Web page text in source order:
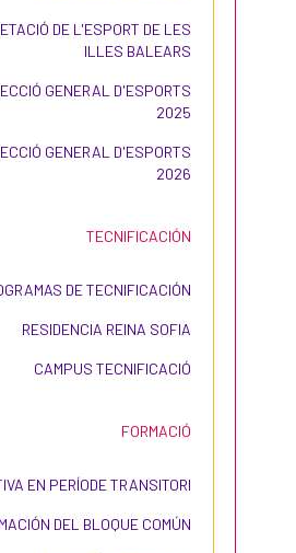
DE L'ESPORT DE LES
ILLES BALEARS
GENERAL D'ESPORTS
2025
GENERAL D'ESPORTS
2026
TECNIFICACIÓN
DE TECNIFICACIÓN
RESIDENCIA REINA SOFIA
CAMPUS TECNIFICACIÓ
FORMACIÓ
EN PERÍODE TRANSITORI
DEL BLOQUE COMÚN